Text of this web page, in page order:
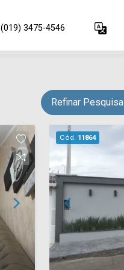
(019) 3475-4546
Refinar Pesquisa
Cód. 11864